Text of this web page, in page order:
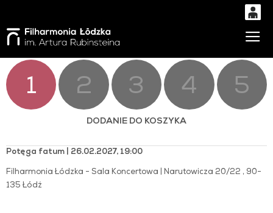
14
1 2 3 4 5
DODANIE DO KOSZYKA
Potęga fatum | 26.02.2027, 19:00
Filharmonia Łódzka - Sala Koncertowa | Narutowicza 20/22 , 90-
135 Łódź